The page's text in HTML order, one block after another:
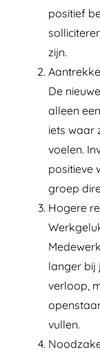
positief
zijn.
De
alleen
iets waar
voelen.
positieve
groep
Hogere
langer bij
verloop,
vullen.